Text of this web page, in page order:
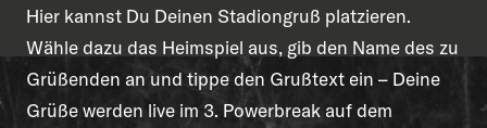
Hier kannst Du Deinen Stadiongruß platzieren.
Wähle dazu das Heimspiel aus, gib den Name des zu
Grüßenden an und tippe den Grußtext ein – Deine
Grüße werden live im 3. Powerbreak auf dem